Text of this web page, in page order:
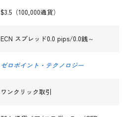
$3.5（100,000通貨）
ECN スプレッド0.0 pips/0.0銭～
ゼロポイント・テクノロジー
ワンクリック取引